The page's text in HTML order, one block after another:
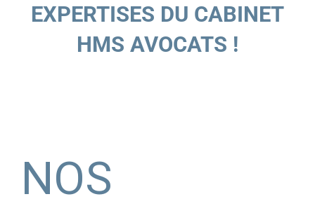
EXPERTISES DU CABINET
HMS AVOCATS !
NOS